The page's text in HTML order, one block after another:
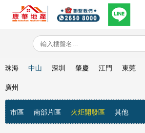
珠海 中山
市區 南部片區 火炬開發區 其他
深圳 肇慶 江門 東莞
廣州